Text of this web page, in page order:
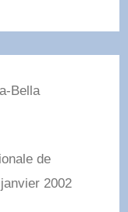
Bella
de
2002